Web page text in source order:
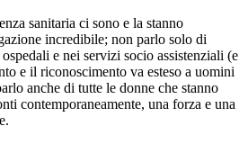
sanitaria ci sono e la stanno
incredibile; non parlo solo di
e nei servizi socio assistenziali (e
e il riconoscimento va esteso a uomini
anche di tutte le donne che stanno
contemporaneamente, una forza e una